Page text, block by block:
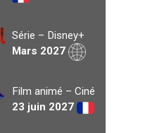
Série – Disney+
Mars 2027
Film animé – Cinéma
23 juin 2027